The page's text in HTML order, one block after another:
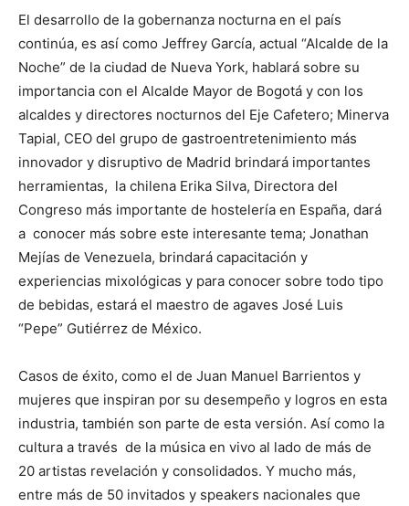
El desarrollo de la gobernanza nocturna en el país
continúa, es así como Jeffrey García, actual “Alcalde de la
Noche” de la ciudad de Nueva York, hablará sobre su
importancia con el Alcalde Mayor de Bogotá y con los
alcaldes y directores nocturnos del Eje Cafetero; Minerva
Tapial, CEO del grupo de gastroentretenimiento más
innovador y disruptivo de Madrid brindará importantes
herramientas, la chilena Erika Silva, Directora del
Congreso más importante de hostelería en España, dará
a conocer más sobre este interesante tema; Jonathan
Mejías de Venezuela, brindará capacitación y
experiencias mixológicas y para conocer sobre todo tipo
de bebidas, estará el maestro de agaves José Luis
“Pepe” Gutiérrez de México.
Casos de éxito, como el de Juan Manuel Barrientos y
mujeres que inspiran por su desempeño y logros en esta
industria, también son parte de esta versión. Así como la
cultura a través de la música en vivo al lado de más de
20 artistas revelación y consolidados. Y mucho más,
entre más de 50 invitados y speakers nacionales que